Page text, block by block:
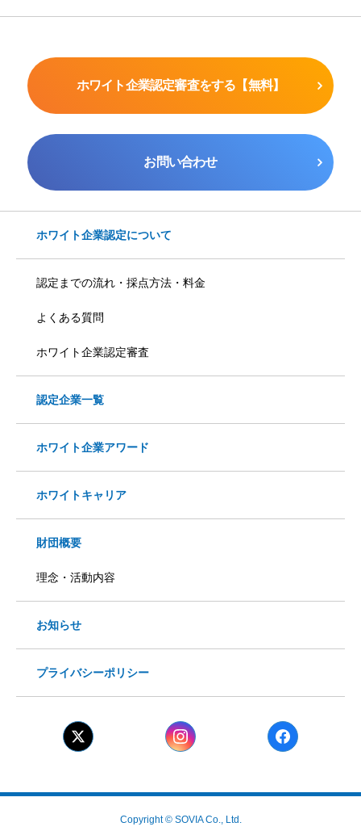
ホワイト企業認定審査をする【無料】
お問い合わせ
ホワイト企業認定について
認定までの流れ・採点方法・料金
よくある質問
ホワイト企業認定審査
認定企業一覧
ホワイト企業アワード
ホワイトキャリア
財団概要
理念・活動内容
お知らせ
プライバシーポリシー
Copyright © SOVIA Co., Ltd.